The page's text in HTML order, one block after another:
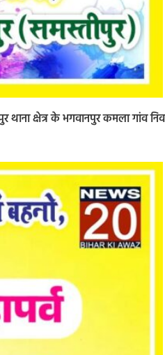
क्षेत्र के भगवानपुर कमला गांव